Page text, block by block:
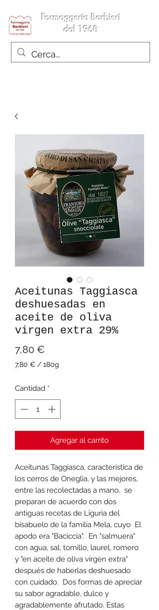
Formaggeria Barbieri
dal 1968
Aceitunas Taggiasca
deshuesadas en
aceite de oliva
virgen extra 29%
7,80 €
7,80 € / 180g
por
180
Gramos
Cantidad *
Agregar al carrito
Aceitunas Taggiasca, característica de
los cerros de Oneglia, y las mejores,
entre las recolectadas a mano, se
preparan de acuerdo con dos
antiguas recetas de Liguria del
bisabuelo de la familia Mela, cuyo El
apodo era "Baciccia". En "salmuera"
con agua, sal, tomillo, laurel, romero
y "en aceite de oliva virgen extra"
después de haberlas deshuesado
con cuidado. Dos formas de apreciar
su sabor agradable, dulce y
agradablemente afrutado. Estas